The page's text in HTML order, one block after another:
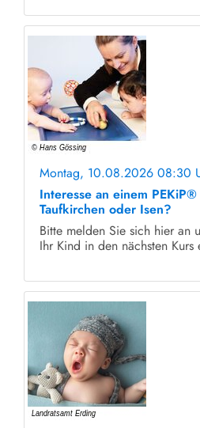
Montag, 10.08.2026 08:30
Interesse an einem
Taufkirchen oder Isen?
Bitte melden Sie sich hier an
Ihr Kind in den nächsten Kurs